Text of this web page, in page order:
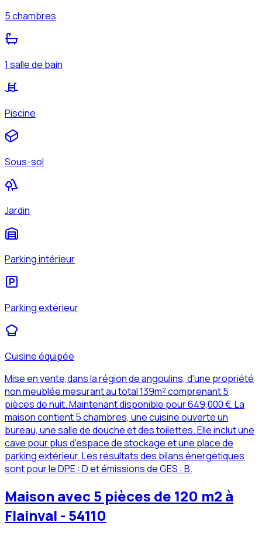
5 chambres
1 salle de bain
Piscine
Sous-sol
Jardin
Parking intérieur
Parking extérieur
Cuisine équipée
Mise en vente,dans la région de angoulins, d'une propriété
non meublée mesurant au total 139m² comprenant 5
pièces de nuit. Maintenant disponible pour 649,000 €. La
maison contient 5 chambres, une cuisine ouverte un
bureau, une salle de douche et des toilettes. Elle inclut une
cave pour plus d'espace de stockage et une place de
parking extérieur. Les résultats des bilans énergétiques
sont pour le DPE : D et émissions de GES : B.
Maison avec 5 pièces de 120 m2 à
Flainval - 54110